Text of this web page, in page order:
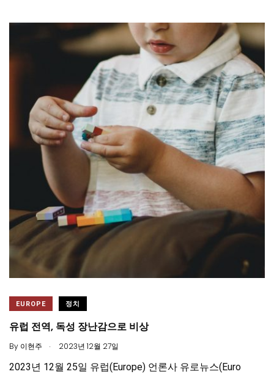
EUROPE 정치
유럽 전역, 독성 장난감으로 비상
By 이현주 . 2023년 12월 27일
2023년 12월 25일 유럽(Europe) 언론사 유로뉴스(Euro